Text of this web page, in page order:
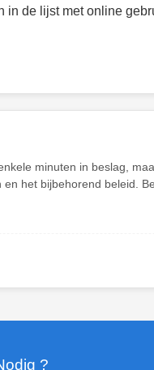
in de lijst met online
minuten in beslag,
het bijbehorend beleid.
?